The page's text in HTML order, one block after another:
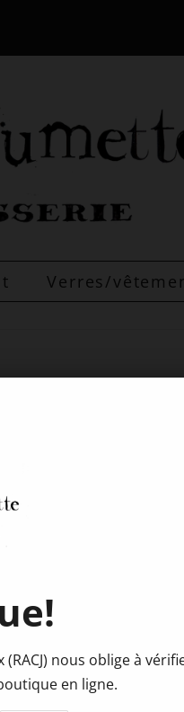
Verres/
Ajouter au
nous oblige à
en ligne.